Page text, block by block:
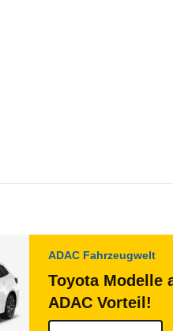
ADAC Fahrzeugwelt
Toyota Modelle
ADAC Vorteil!